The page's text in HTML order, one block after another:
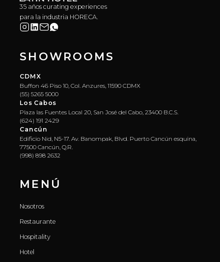
35 años curating experiences
para la industria HORECA.
SHOWROOMS
CDMX
Buffon 46 Piso 10, Col. Anzures, 11590 CDMX
(55) 5265 5000
Los Cabos
Plaza las Fuentes Local 20, San José del Cabo, 23400 B.C.S.
(624) 191 2429
Cancún
Edificio Nid, N5-17. Av. Banompak, Blvd. Puerto Cancún esquina,
77500 Cancún, Q.R.
(998) 898 2632
MENÚ
Nosotros
Restaurante
Hospitality
Hotel